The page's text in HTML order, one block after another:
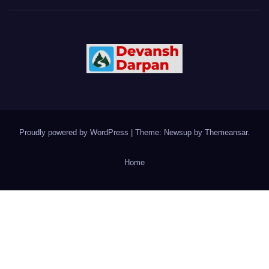
Proudly powered by WordPress Theme: Newsup by Themeansar.
Home